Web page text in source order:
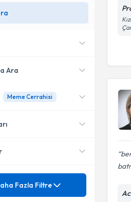
Ara
yakın uzmanları
Meme Cerrahisi
Cerrahi
Cerrahisi
Cerrahisi
Hastalıkları
Fazla Filtre